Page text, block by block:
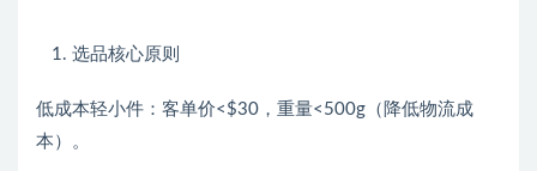
选品核心原则
低成本轻小件：客单价<$30，重量<500g（降低物流成
本）。